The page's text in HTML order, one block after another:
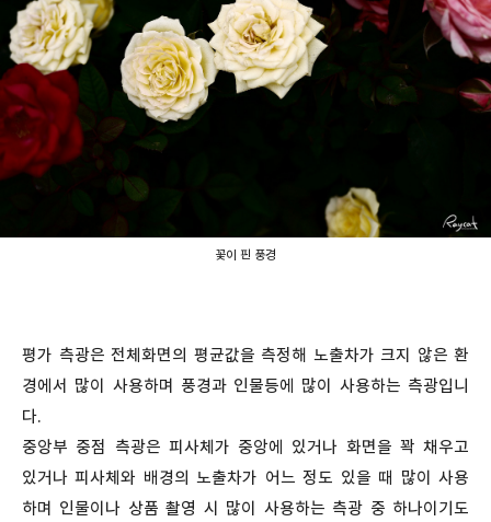
꽃이 핀 풍경
평가 측광은 전체화면의 평균값을 측정해 노출차가 크지 않은 환
경에서 많이 사용하며 풍경과 인물등에 많이 사용하는 측광입니
다.
중앙부 중점 측광은 피사체가 중앙에 있거나 화면을 꽉 채우고
있거나 피사체와 배경의 노출차가 어느 정도 있을 때 많이 사용
하며 인물이나 상품 촬영 시 많이 사용하는 측광 중 하나이기도